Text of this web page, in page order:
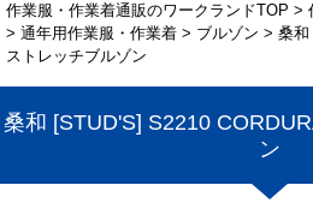
作業服・作業着通販のワークランドTOP >
> 通年用作業服・作業着 > ブルゾン > 桑和
ストレッチブルゾン
桑和 [STUD'S] S2210
ン